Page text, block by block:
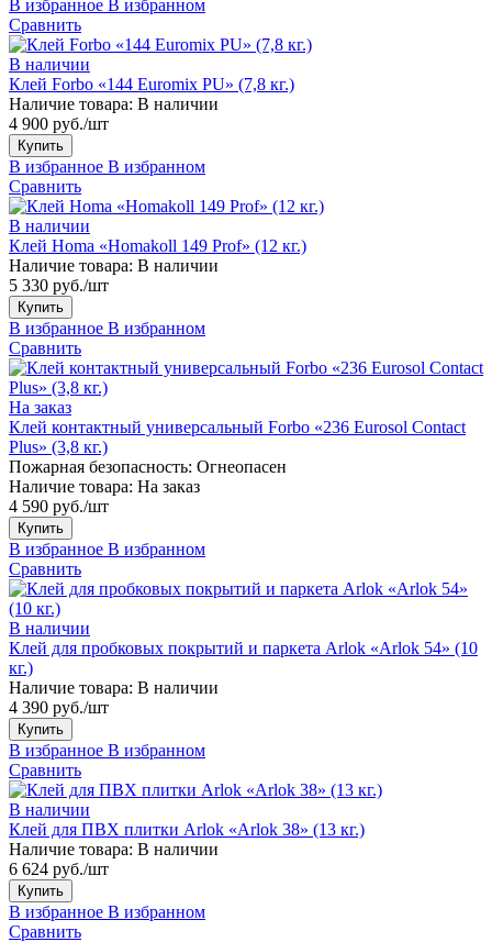
В избранное В избранном
Сравнить
В наличии
Клей Forbo «144 Euromix PU» (7,8 кг.)
Наличие товара: В наличии
4 900 руб./шт
Купить
В избранное В избранном
Сравнить
В наличии
Клей Homa «Homakoll 149 Prof» (12 кг.)
Наличие товара: В наличии
5 330 руб./шт
Купить
В избранное В избранном
Сравнить
На заказ
Клей контактный универсальный Forbo «236 Eurosol Contact
Plus» (3,8 кг.)
Пожарная безопасность: Огнеопасен
Наличие товара: На заказ
4 590 руб./шт
Купить
В избранное В избранном
Сравнить
В наличии
Клей для пробковых покрытий и паркета Arlok «Arlok 54» (10
кг.)
Наличие товара: В наличии
4 390 руб./шт
Купить
В избранное В избранном
Сравнить
В наличии
Клей для ПВХ плитки Arlok «Arlok 38» (13 кг.)
Наличие товара: В наличии
6 624 руб./шт
Купить
В избранное В избранном
Сравнить